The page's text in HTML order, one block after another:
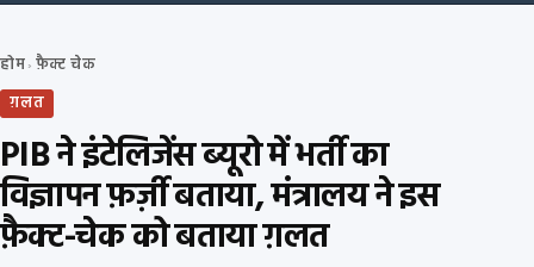
होम› फ़ैक्ट चेक
ग़लत
PIB ने इंटेलिजेंस ब्यूरो में भर्ती का
विज्ञापन फ़र्ज़ी बताया, मंत्रालय ने इस
फ़ैक्ट-चेक को बताया ग़लत